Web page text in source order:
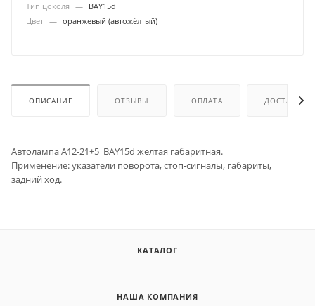
Тип цоколя — BAY15d
Цвет — оранжевый (автожёлтый)
ОПИСАНИЕ ОТЗЫВЫ ОПЛАТА ДОСТАВКА
Автолампа А12-21+5 BAY15d желтая габаритная.
Применение: указатели поворота, стоп-сигналы, габариты,
задний ход.
КАТАЛОГ
НАША КОМПАНИЯ